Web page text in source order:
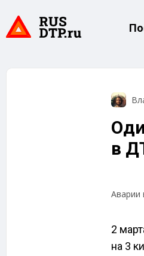
в
Аварии
2
на 3